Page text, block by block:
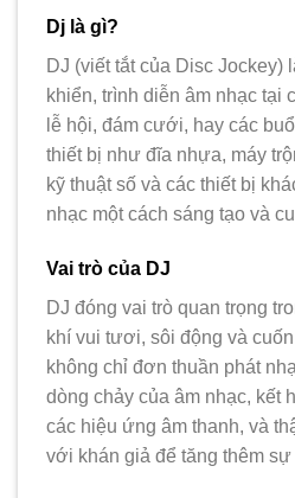
Dj là gì?
DJ (viết tắt của Disc Jockey)
khiển, trình diễn âm nhạc tại
lễ hội, đám cưới, hay các
thiết bị như đĩa nhựa, máy
kỹ thuật số và các thiết bị
nhạc một cách sáng tạo và
Vai trò của DJ
DJ đóng vai trò quan trọng
khí vui tươi, sôi động và
không chỉ đơn thuần phát
dòng chảy của âm nhạc, kết
các hiệu ứng âm thanh, và
với khán giả để tăng thêm